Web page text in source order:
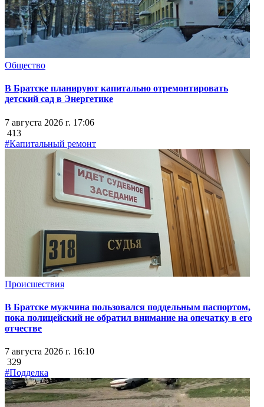
Общество
В Братске планируют капитально отремонтировать
детский сад в Энергетике
7 августа 2026 г. 17:06
413
#Капитальный ремонт
Происшествия
В Братске мужчина пользовался поддельным паспортом,
пока полицейский не обратил внимание на опечатку в его
отчестве
7 августа 2026 г. 16:10
329
#Подделка